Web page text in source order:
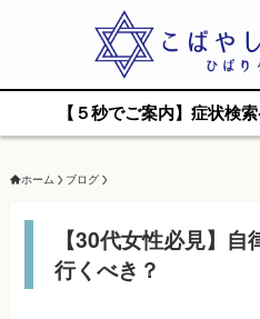
【５秒でご案内】症状検
ホーム ブログ
【30代女性必見】
行くべき？